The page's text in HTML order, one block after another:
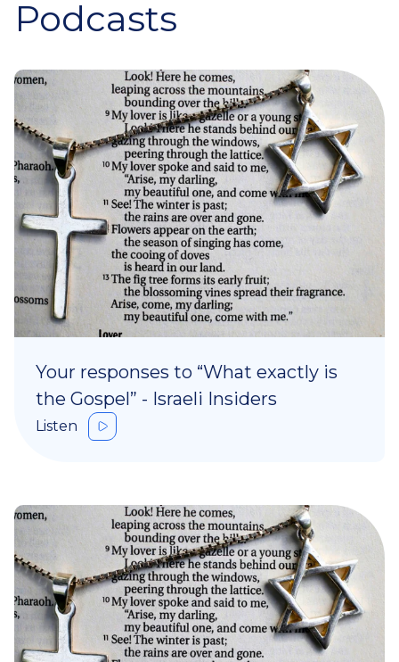
Podcasts
Your responses to “What exactly is
the Gospel” - Israeli Insiders
Listen